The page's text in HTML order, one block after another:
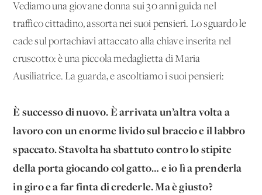
Vediamo una giovane donna sui 30 anni guida nel
traffico cittadino, assorta nei suoi pensieri. Lo sguardo le
cade sul portachiavi attaccato alla chiave inserita nel
cruscotto: è una piccola medaglietta di Maria
Ausiliatrice. La guarda, e ascoltiamo i suoi pensieri:
È successo di nuovo. È arrivata un’altra volta a
lavoro con un enorme livido sul braccio e il labbro
spaccato. Stavolta ha sbattuto contro lo stipite
della porta giocando col gatto… e io lì a prenderla
in giro e a far finta di crederle. Ma è giusto?